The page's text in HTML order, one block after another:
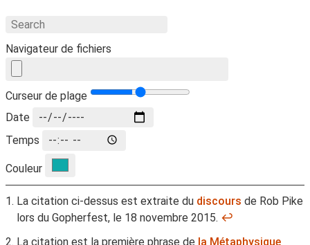
Navigateur de fichiers
Curseur de plage
Date
Temps
Couleur
La citation ci-dessus est extraite du discours de Rob Pike
lors du Gopherfest, le 18 novembre 2015. ↩
La citation est la première phrase de la Métaphysique